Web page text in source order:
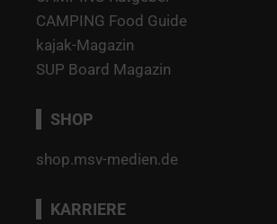
CAMPING Food Guide
kajak-Magazin
SUP Board Magazin
SHOP
shop.msv-medien.de
KARRIERE